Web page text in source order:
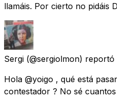
llamáis. Por cierto no pidáis
Sergi (@sergiolmon) reportó
Hola @yoigo , qué está
contestador ? No sé